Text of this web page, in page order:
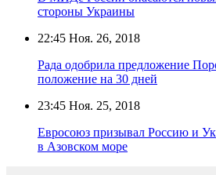
стороны Украины
22:45 Ноя. 26, 2018
Рада одобрила предложение
положение на 30 дней
23:45 Ноя. 25, 2018
Евросоюз призывал Россию и
в Азовском море